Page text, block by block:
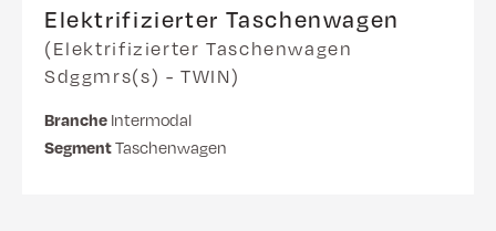
Elektrifizierter Taschenwagen
(Elektrifizierter Taschenwagen
Sdggmrs(s) - TWIN)
Branche Intermodal
SegmentTaschenwagen